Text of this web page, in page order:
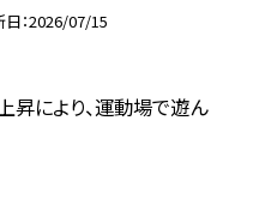
日 2026/07/15
昇により、運動場で遊ん